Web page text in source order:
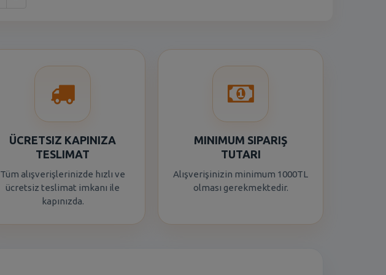
ÜCRETSIZ KAPINIZA
TESLIMAT
Tüm alışverişlerinizde hızlı ve
ücretsiz teslimat imkanı ile
kapınızda.
MINIMUM SIPARIŞ
TUTARI
Alışverişinizin minimum 1000TL
olması gerekmektedir.